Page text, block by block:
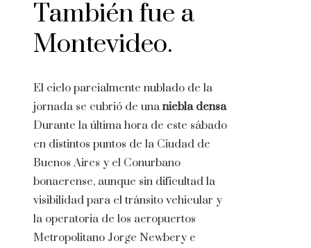
También fue a
Montevideo.
El cielo parcialmente nublado de la
jornada se cubrió de una niebla densa
Durante la última hora de este sábado
en distintos puntos de la Ciudad de
Buenos Aires y el Conurbano
bonaerense, aunque sin dificultad la
visibilidad para el tránsito vehicular y
la operatoria de los aeropuertos
Metropolitano Jorge Newbery e